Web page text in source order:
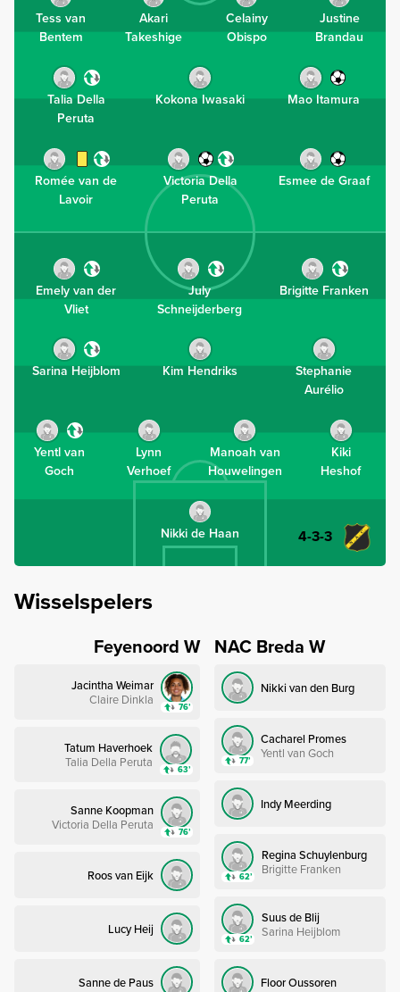
Tess van
Bentem
Akari
Takeshige
Celainy
Obispo
Justine
Brandau
Talia Della
Peruta
Kokona Iwasaki Mao Itamura
Romée van de
Lavoir
Victoria Della
Peruta
Esmee de Graaf
Nikki de Haan
Kiki
Heshof
Manoah van
Houwelingen
Lynn
Verhoef
Yentl van
Goch
Stephanie
Aurélio
Kim Hendriks
Sarina Heijblom
Brigitte Franken
July
Schneijderberg
Emely van der
Vliet
4-3-3
Wisselspelers
Feyenoord W
Jacintha Weimar
Claire Dinkla
76’
Tatum Haverhoek
Talia Della Peruta
63’
Sanne Koopman
Victoria Della Peruta
76’
Roos van Eijk
Lucy Heij
Sanne de Paus
NAC Breda W
Nikki van den Burg
Cacharel Promes
Yentl van Goch
77’
Indy Meerding
Regina Schuylenburg
Brigitte Franken
62’
Suus de Blij
Sarina Heijblom
62’
Floor Oussoren